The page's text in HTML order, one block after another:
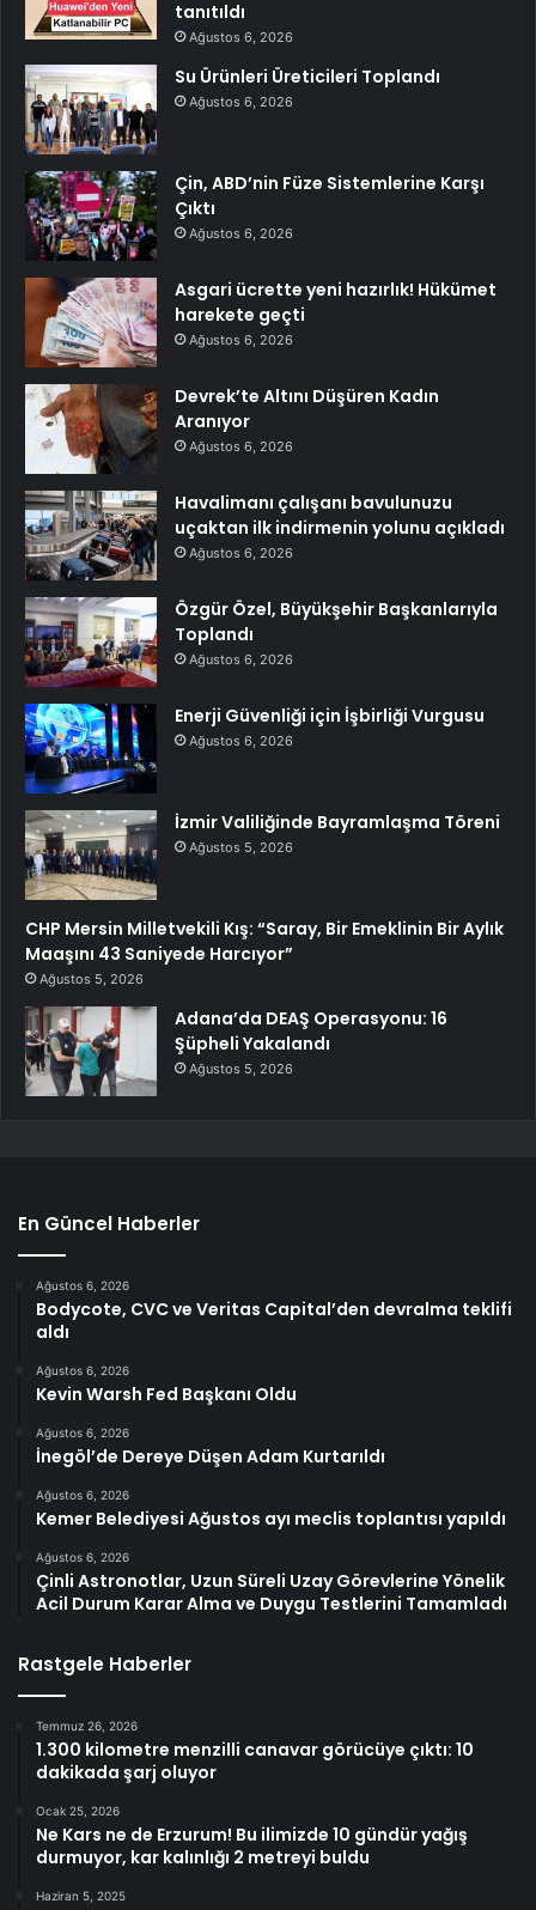
tanıtıldı
Ağustos 6, 2026
Su Ürünleri Üreticileri Toplandı
Ağustos 6, 2026
Çin, ABD’nin Füze Sistemlerine Karşı
Çıktı
Ağustos 6, 2026
Asgari ücrette yeni hazırlık! Hükümet
harekete geçti
Ağustos 6, 2026
Devrek’te Altını Düşüren Kadın
Aranıyor
Ağustos 6, 2026
Havalimanı çalışanı bavulunuzu
uçaktan ilk indirmenin yolunu açıkladı
Ağustos 6, 2026
Özgür Özel, Büyükşehir Başkanlarıyla
Toplandı
Ağustos 6, 2026
Enerji Güvenliği için İşbirliği Vurgusu
Ağustos 6, 2026
İzmir Valiliğinde Bayramlaşma Töreni
Ağustos 5, 2026
CHP Mersin Milletvekili Kış: “Saray, Bir Emeklinin Bir Aylık
Maaşını 43 Saniyede Harcıyor”
Ağustos 5, 2026
Adana’da DEAŞ Operasyonu: 16
Şüpheli Yakalandı
Ağustos 5, 2026
En Güncel Haberler
Ağustos 6, 2026
Bodycote, CVC ve Veritas Capital’den devralma teklifi
aldı
Ağustos 6, 2026
Kevin Warsh Fed Başkanı Oldu
Ağustos 6, 2026
İnegöl’de Dereye Düşen Adam Kurtarıldı
Ağustos 6, 2026
Kemer Belediyesi Ağustos ayı meclis toplantısı yapıldı
Ağustos 6, 2026
Çinli Astronotlar, Uzun Süreli Uzay Görevlerine Yönelik
Acil Durum Karar Alma ve Duygu Testlerini Tamamladı
Rastgele Haberler
Temmuz 26, 2026
1.300 kilometre menzilli canavar görücüye çıktı: 10
dakikada şarj oluyor
Ocak 25, 2026
Ne Kars ne de Erzurum! Bu ilimizde 10 gündür yağış
durmuyor, kar kalınlığı 2 metreyi buldu
Haziran 5, 2025